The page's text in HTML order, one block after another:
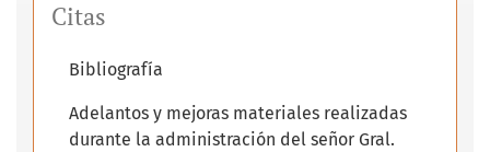
Citas
Bibliografía
Adelantos y mejoras materiales realizadas
durante la administración del señor Gral.